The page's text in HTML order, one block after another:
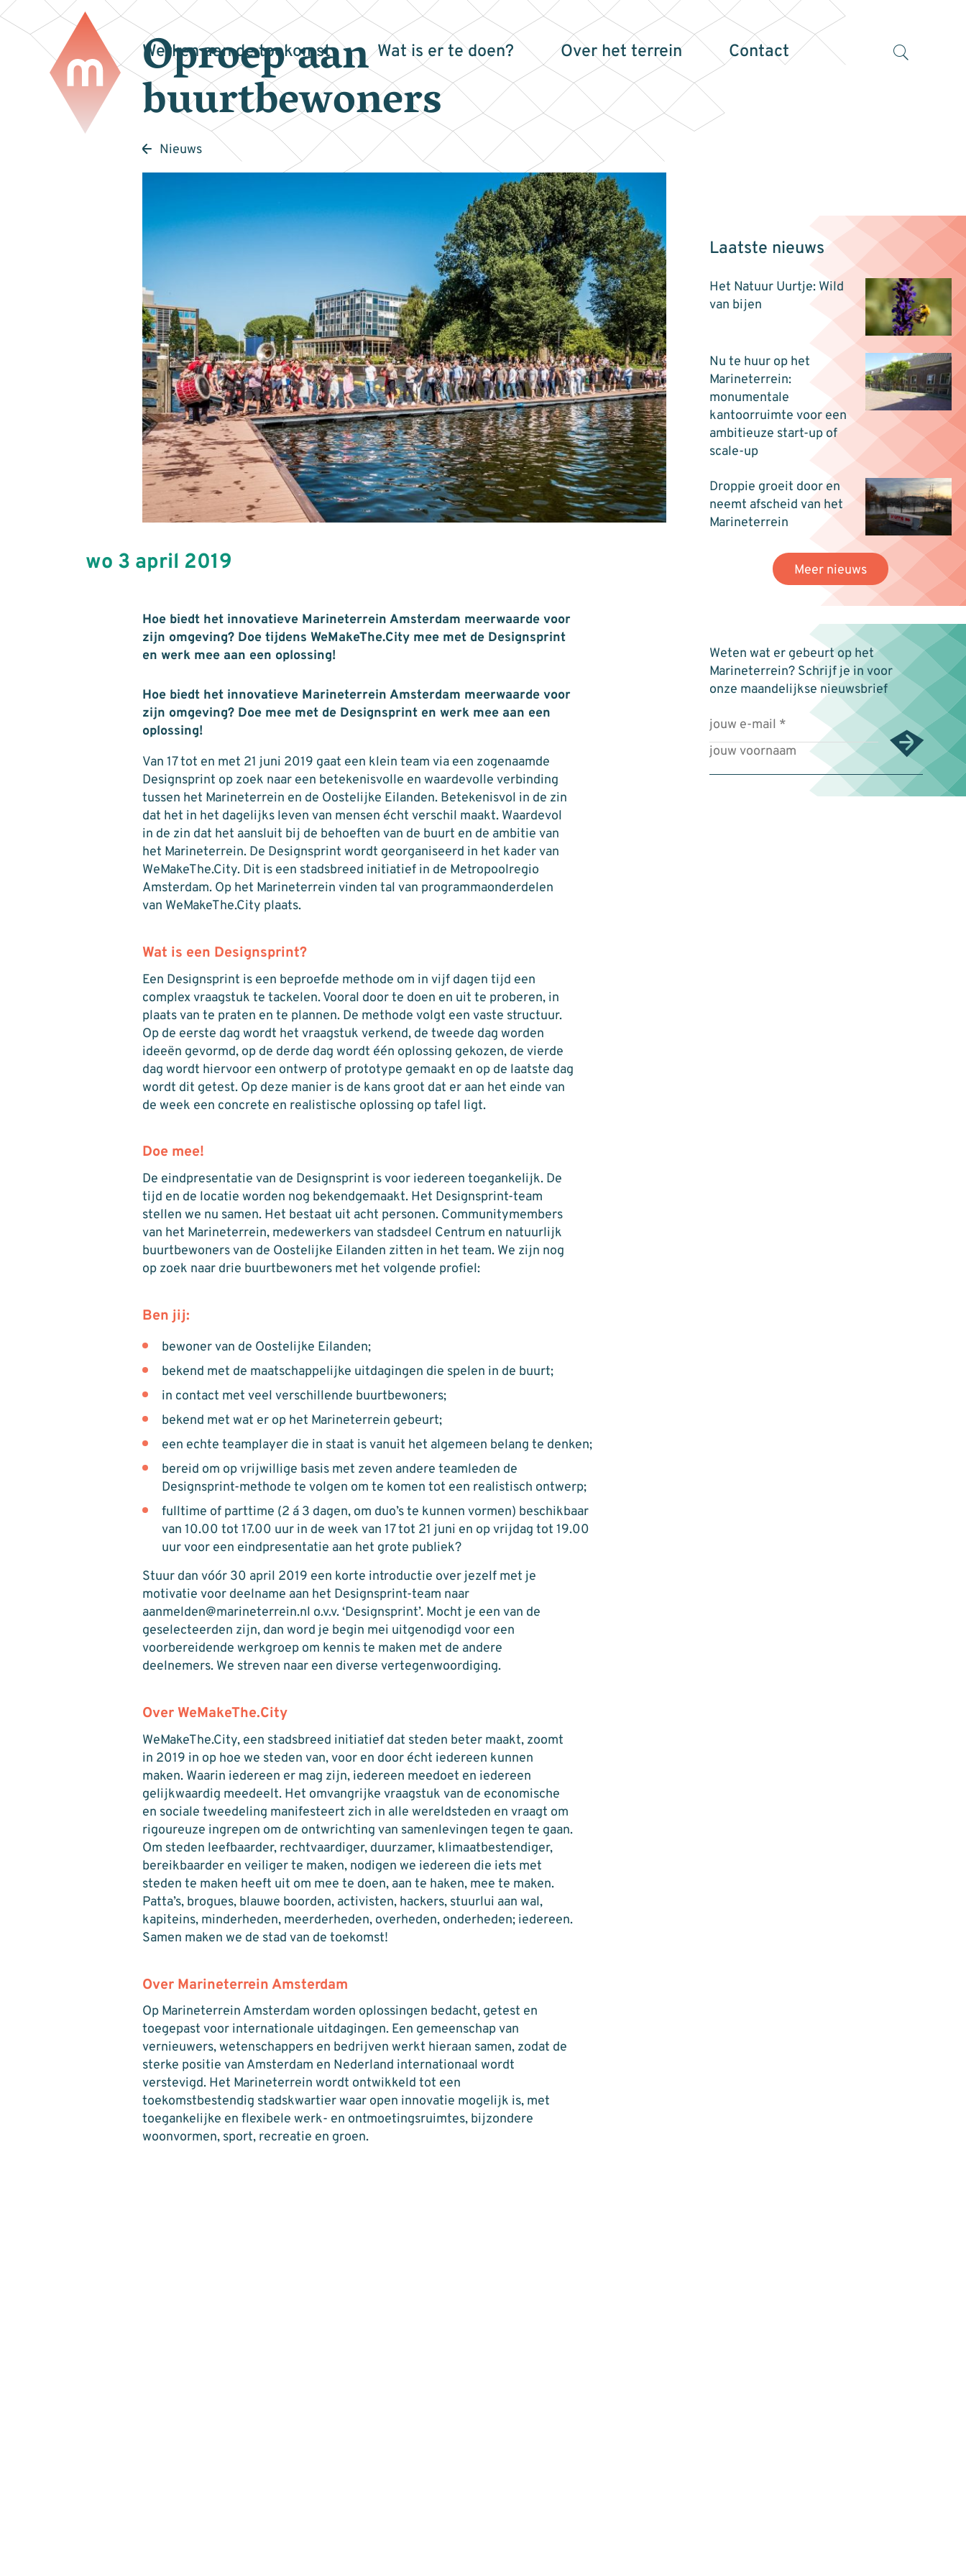
Werken aan de toekomst Wat is er te doen? Over het terrein Contact
Oproep aan
buurtbewoners
Nieuws
wo 3 april 2019
Hoe biedt het innovatieve Marineterrein Amsterdam meerwaarde voor
zijn omgeving? Doe tijdens WeMakeThe.City mee met de Designsprint
en werk mee aan een oplossing!
Laatste nieuws
Het Natuur Uurtje: Wild
van bijen
Nu te huur op het
Marineterrein:
monumentale
kantoorruimte voor een
ambitieuze start-up of
scale-up
Droppie groeit door en
neemt afscheid van het
Marineterrein
Meer nieuws
Weten wat er gebeurt op het
Marineterrein? Schrijf je in voor
onze maandelijkse nieuwsbrief
Hoe biedt het innovatieve Marineterrein Amsterdam meerwaarde voor
zijn omgeving? Doe mee met de Designsprint en werk mee aan een
oplossing!
Van 17 tot en met 21 juni 2019 gaat een klein team via een zogenaamde
Designsprint op zoek naar een betekenisvolle en waardevolle verbinding
tussen het Marineterrein en de Oostelijke Eilanden. Betekenisvol in de zin
dat het in het dagelijks leven van mensen écht verschil maakt. Waardevol
in de zin dat het aansluit bij de behoeften van de buurt en de ambitie van
het Marineterrein. De Designsprint wordt georganiseerd in het kader van
WeMakeThe.City. Dit is een stadsbreed initiatief in de Metropoolregio
Amsterdam. Op het Marineterrein vinden tal van programmaonderdelen
van WeMakeThe.City plaats.
Wat is een Designsprint?
Een Designsprint is een beproefde methode om in vijf dagen tijd een
complex vraagstuk te tackelen. Vooral door te doen en uit te proberen, in
plaats van te praten en te plannen. De methode volgt een vaste structuur.
Op de eerste dag wordt het vraagstuk verkend, de tweede dag worden
ideeën gevormd, op de derde dag wordt één oplossing gekozen, de vierde
dag wordt hiervoor een ontwerp of prototype gemaakt en op de laatste dag
wordt dit getest. Op deze manier is de kans groot dat er aan het einde van
de week een concrete en realistische oplossing op tafel ligt.
Doe mee!
De eindpresentatie van de Designsprint is voor iedereen toegankelijk. De
tijd en de locatie worden nog bekendgemaakt. Het Designsprint-team
stellen we nu samen. Het bestaat uit acht personen. Communitymembers
van het Marineterrein, medewerkers van stadsdeel Centrum en natuurlijk
buurtbewoners van de Oostelijke Eilanden zitten in het team. We zijn nog
op zoek naar drie buurtbewoners met het volgende profiel:
Ben jij:
bewoner van de Oostelijke Eilanden;
bekend met de maatschappelijke uitdagingen die spelen in de buurt;
in contact met veel verschillende buurtbewoners;
bekend met wat er op het Marineterrein gebeurt;
een echte teamplayer die in staat is vanuit het algemeen belang te denken;
bereid om op vrijwillige basis met zeven andere teamleden de
Designsprint-methode te volgen om te komen tot een realistisch ontwerp;
fulltime of parttime (2 á 3 dagen, om duo’s te kunnen vormen) beschikbaar
van 10.00 tot 17.00 uur in de week van 17 tot 21 juni en op vrijdag tot 19.00
uur voor een eindpresentatie aan het grote publiek?
Stuur dan vóór 30 april 2019 een korte introductie over jezelf met je
motivatie voor deelname aan het Designsprint-team naar
aanmelden@marineterrein.nl o.v.v. ‘Designsprint’. Mocht je een van de
geselecteerden zijn, dan word je begin mei uitgenodigd voor een
voorbereidende werkgroep om kennis te maken met de andere
deelnemers. We streven naar een diverse vertegenwoordiging.
Over WeMakeThe.City
WeMakeThe.City, een stadsbreed initiatief dat steden beter maakt, zoomt
in 2019 in op hoe we steden van, voor en door écht iedereen kunnen
maken. Waarin iedereen er mag zijn, iedereen meedoet en iedereen
gelijkwaardig meedeelt. Het omvangrijke vraagstuk van de economische
en sociale tweedeling manifesteert zich in alle wereldsteden en vraagt om
rigoureuze ingrepen om de ontwrichting van samenlevingen tegen te gaan.
Om steden leefbaarder, rechtvaardiger, duurzamer, klimaatbestendiger,
bereikbaarder en veiliger te maken, nodigen we iedereen die iets met
steden te maken heeft uit om mee te doen, aan te haken, mee te maken.
Patta’s, brogues, blauwe boorden, activisten, hackers, stuurlui aan wal,
kapiteins, minderheden, meerderheden, overheden, onderheden; iedereen.
Samen maken we de stad van de toekomst!
Over Marineterrein Amsterdam
Op Marineterrein Amsterdam worden oplossingen bedacht, getest en
toegepast voor internationale uitdagingen. Een gemeenschap van
vernieuwers, wetenschappers en bedrijven werkt hieraan samen, zodat de
sterke positie van Amsterdam en Nederland internationaal wordt
verstevigd. Het Marineterrein wordt ontwikkeld tot een
toekomstbestendig stadskwartier waar open innovatie mogelijk is, met
toegankelijke en flexibele werk- en ontmoetingsruimtes, bijzondere
woonvormen, sport, recreatie en groen.